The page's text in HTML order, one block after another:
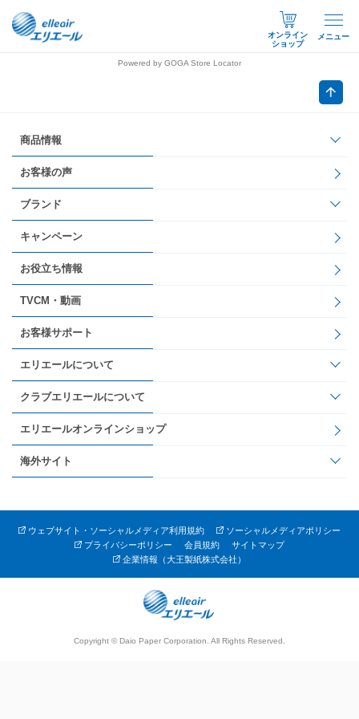
オンライン
ショップ
メニュー
Powered by GOGA Store Locator
商品情報
お客様の声
ブランド
キャンペーン
お役立ち情報
TVCM・動画
お客様サポート
エリエールについて
クラブエリエールについて
エリエールオンラインショップ
海外サイト
ウェブサイト・ソーシャルメディア利用規約
ソーシャルメディアポリシー
プライバシーポリシー
会員規約
サイトマップ
企業情報（大王製紙株式会社）
Copyright © Daio Paper Corporation. All Rights Reserved.